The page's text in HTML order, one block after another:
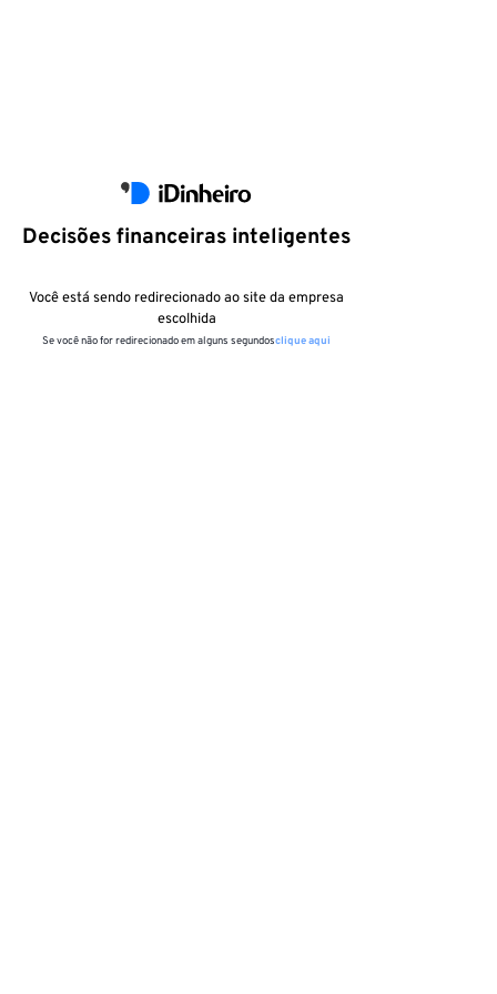
Decisões financeiras inteligentes
Você está sendo redirecionado ao site da empresa
escolhida
Se você não for redirecionado em alguns segundosclique aqui